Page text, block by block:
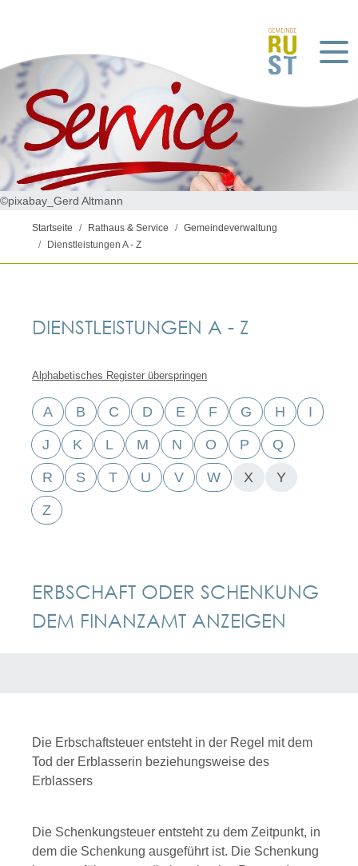
©pixabay_Gerd Altmann
Startseite Rathaus & Service
Gemeindeverwaltung
Dienstleistungen A - Z
DIENSTLEISTUNGEN A - Z
Alphabetisches Register überspringen
A B C D E F G H I
J K L M N O P Q
R S T U V W X Y
Z
ERBSCHAFT ODER SCHENKUNG
DEM FINANZAMT ANZEIGEN
Die Erbschaftsteuer entsteht in der Regel mit dem
Tod der Erblasserin beziehungsweise des
Erblassers
Die Schenkungsteuer entsteht zu dem Zeitpunkt, in
dem die Schenkung ausgeführt ist. Die Schenkung